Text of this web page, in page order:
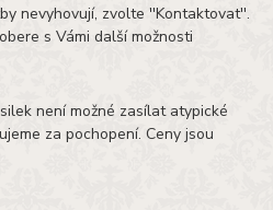
nevyhovují, zvolte ''Kontaktovat''.
s Vámi další možnosti
není možné zasílat atypické
za pochopení. Ceny jsou